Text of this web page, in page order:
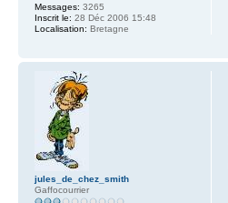
Messages: 3265
Inscrit le: 28 Déc 2006 15:48
Localisation: Bretagne
jules_de_chez_smith
Gaffocourrier